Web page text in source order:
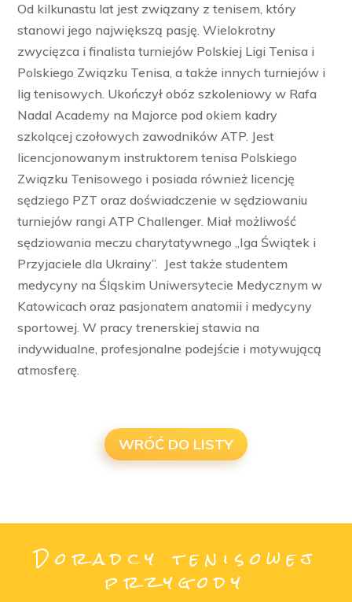
Od kilkunastu lat jest związany z tenisem, który
stanowi jego największą pasję. Wielokrotny
zwycięzca i finalista turniejów Polskiej Ligi Tenisa i
Polskiego Związku Tenisa, a także innych turniejów i
lig tenisowych. Ukończył obóz szkoleniowy w Rafa
Nadal Academy na Majorce pod okiem kadry
szkolącej czołowych zawodników ATP. Jest
licencjonowanym instruktorem tenisa Polskiego
Związku Tenisowego i posiada również licencję
sędziego PZT oraz doświadczenie w sędziowaniu
turniejów rangi ATP Challenger. Miał możliwość
sędziowania meczu charytatywnego „Iga Świątek i
Przyjaciele dla Ukrainy”. Jest także studentem
medycyny na Śląskim Uniwersytecie Medycznym w
Katowicach oraz pasjonatem anatomii i medycyny
sportowej. W pracy trenerskiej stawia na
indywidualne, profesjonalne podejście i motywującą
atmosferę.
WRÓĆ DO LISTY
Doradcy tenisowej
przygody